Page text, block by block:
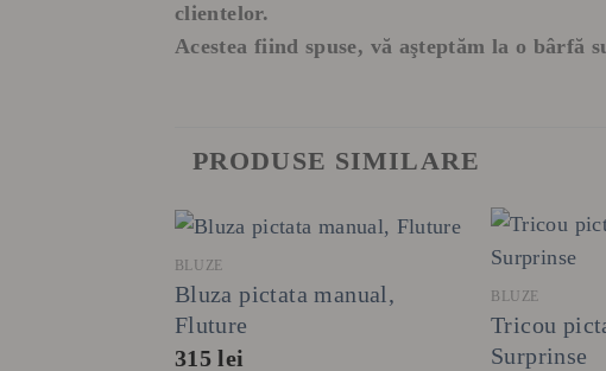
clientelor.
Acestea fiind spuse, vă aşteptăm la o bârfă
PRODUSE SIMILARE
+
BLUZE
Bluza pictata manual,
Fluture
315lei
BLUZE
Tricou
Surprinse